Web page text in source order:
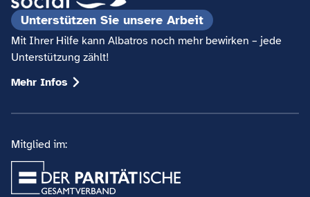
Unterstützen Sie unsere Arbeit
Mit Ihrer Hilfe kann Albatros noch mehr bewirken – jede
Unterstützung zählt!
Mehr Infos
Mitglied im: